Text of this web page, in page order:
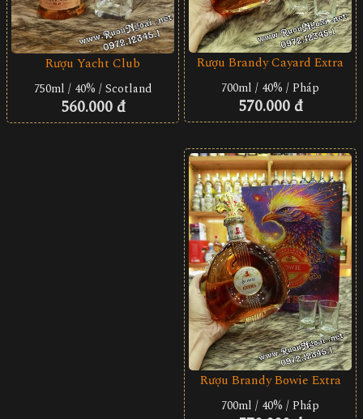
Rượu Yacht Club
750ml / 40% / Scotland
560.000 đ
Rượu Brandy Cayard Extra
700ml / 40% / Pháp
570.000 đ
Rượu Brandy Bowie Extra
700ml / 40% / Pháp